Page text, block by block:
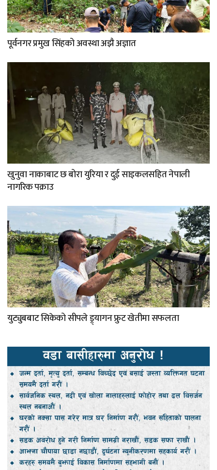
पूर्वनगर प्रमुख सिंहको अवस्था अझै अज्ञात
खुनुवा नाकाबाट छ बोरा युरिया र दुई साइकलसहित नेपाली
नागरिक पक्राउ
युट्युबबाट सिकेको सीपले ड्र्यागन फ्रुट खेतीमा सफलता